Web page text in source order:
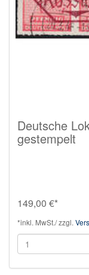
Deutsche
gestempelt
149,00 €*
*inkl. MwSt./ zzgl.